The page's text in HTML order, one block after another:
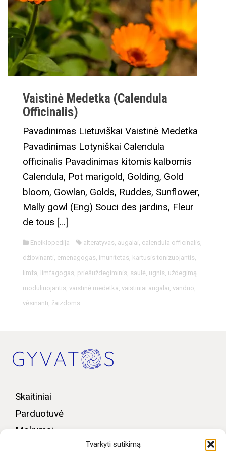
Tvarkyti sutikimą
Vaistinė Medetka (Calendula
Officinalis)
Pavadinimas Lietuviškai Vaistinė Medetka
Pavadinimas Lotyniškai Calendula
officinalis Pavadinimas kitomis kalbomis
Calendula, Pot marigold, Golding, Gold
bloom, Gowlan, Golds, Ruddes, Sunflower,
Mally gowl (Eng) Souci des jardins, Fleur
de tous […]
Enciklopedija alteratyvas, augalai, calendula officinalis,
džiovinanti, emenagogas, imunitetas, kartusis tonizuojantis,
limfa, limfagogas, priešuždegiminis, saulė, ugnis, uždegimą
moduliuojantis, vaistinė medetka, vaistiniai augalai, vanduo,
vėsinanti, žaizdoms
Skaitiniai
Parduotuvė
Mokymai
Bendruomenės zona